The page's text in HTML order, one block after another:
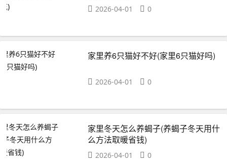
2026-04-01 0
家里养6只猫好不好(家里6只猫好吗)
2026-04-01 0
家里冬天怎么养蝎子(养蝎子冬天用什
么方法取暖省钱)
2026-04-01 0